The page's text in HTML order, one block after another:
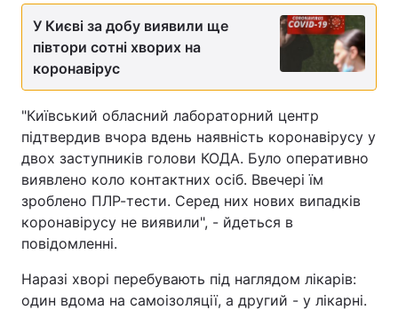
У Києві за добу виявили ще
півтори сотні хворих на
коронавірус
"Київський обласний лабораторний центр
підтвердив вчора вдень наявність коронавірусу у
двох заступників голови КОДА. Було оперативно
виявлено коло контактних осіб. Ввечері їм
зроблено ПЛР-тести. Серед них нових випадків
коронавірусу не виявили", - йдеться в
повідомленні.
Наразі хворі перебувають під наглядом лікарів:
один вдома на самоізоляції, а другий - у лікарні.